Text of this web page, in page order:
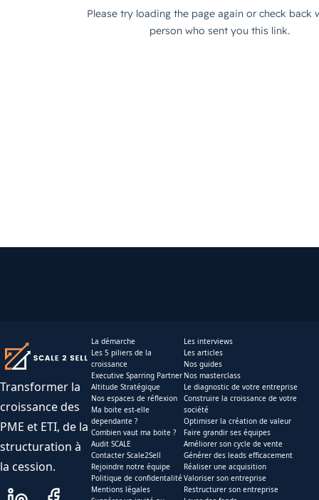
Transformer la
croissance des
PME et ETI, de la
structuration à
la cession.
La démarche
Les 5 piliers de la
croissance
Executive Sparring Partner
Altitude Stratégique
Nos espaces de réflexion
Ma boite est-elle
dependante ?
Combien vaut ma boite ?
Audit SCALE
Contacter Scale2Sell
Rejoindre notre équipe
Politique de confidentalité
Mentions légales
Les interviews
Les articles
Nos guides
Nos masterclass
Le diagnostic de votre entreprise
Construire la croissance de votre
société
Optimiser la création de valeur
Faire grandir ses équipes
Améliorer son cycle de vente
Générer des leads efficacement
Réaliser une acquisition
Valoriser son entreprise
Restructurer son entreprise